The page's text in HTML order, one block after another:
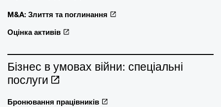
M&A: Злиття та поглинання
Оцінка активів
Бізнес в умовах війни: спеціальні
послуги
Бронювання працівників